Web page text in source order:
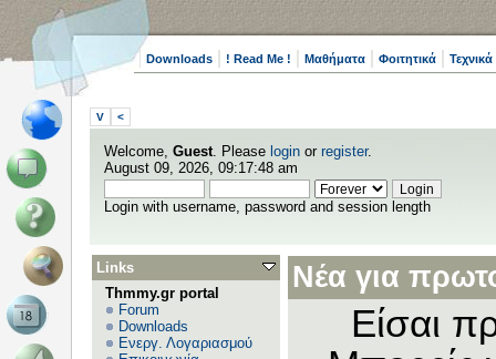
Downloads ! Read Me ! Μαθήματα Φοιτητικά
V <
Welcome, Guest. Please login or register.
August 09, 2026, 09:17:48 am
Login with username, password and session length
Links
Thmmy.gr portal
Forum
Downloads
Ενεργ. Λογαριασμού
Νέα για
Είσαι